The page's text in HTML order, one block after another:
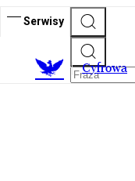
Serwisy
Cyfrowa